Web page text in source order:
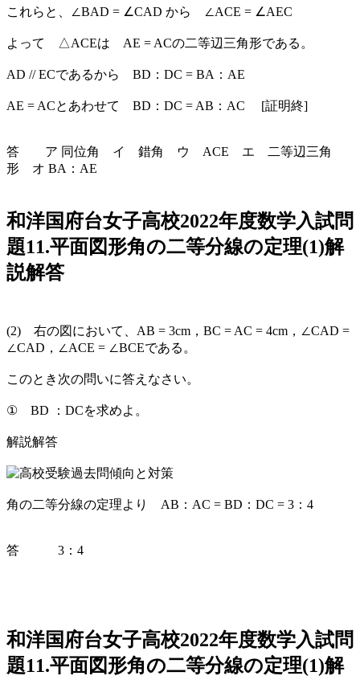
これらと、∠BAD = ∠CAD から ∠ACE = ∠AEC
よって △ACEは AE = ACの二等辺三角形である。
AD // ECであるから BD：DC = BA：AE
AE = ACとあわせて BD：DC = AB：AC [証明終]
答 ア 同位角 イ 錯角 ウ ACE エ 二等辺三角
形 オ BA：AE
和洋国府台女子高校2022年度数学入試問
題11.平面図形角の二等分線の定理(1)解
説解答
(2) 右の図において、AB = 3cm，BC = AC = 4cm，∠CAD =
∠CAD，∠ACE = ∠BCEである。
このとき次の問いに答えなさい。
① BD ：DCを求めよ。
解説解答
角の二等分線の定理より AB：AC = BD：DC = 3：4
答 3：4
和洋国府台女子高校2022年度数学入試問
題11.平面図形角の二等分線の定理(1)解